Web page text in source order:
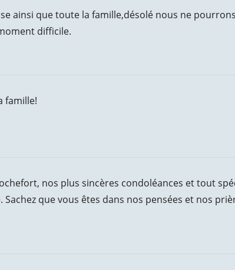
ainsi que toute la famille,désolé nous ne
difficile.
famille!
nos plus sincères condoléances et tout
que vous êtes dans nos pensées et nos